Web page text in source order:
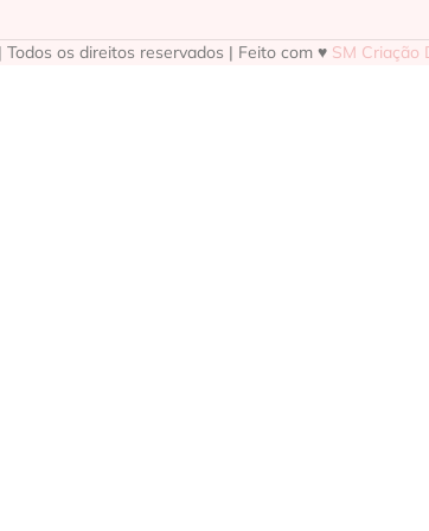
os direitos reservados | Feito com ♥ SM Criação